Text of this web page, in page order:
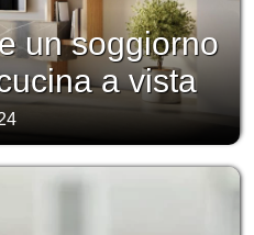
un soggiorno
a vista